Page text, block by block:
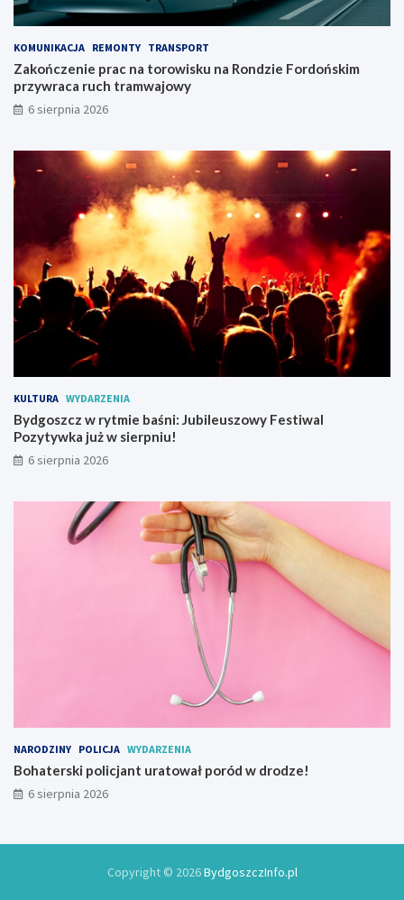
s
z
c
z
y
!
d
o
ń
s
k
i
m
y
c
a
r
u
c
h
m
w
a
j
y
KOMUNIKACJA REMONTY TRANSPORT
Zakończenie prac na torowisku na Rondzie Fordońskim
przywraca ruch tramwajowy
6 sierpnia 2026
KULTURA WYDARZENIA
Bydgoszcz w rytmie baśni: Jubileuszowy Festiwal
Pozytywka już w sierpniu!
6 sierpnia 2026
NARODZINY POLICJA WYDARZENIA
Bohaterski policjant uratował poród w drodze!
6 sierpnia 2026
Copyright © 2026BydgoszczInfo.pl